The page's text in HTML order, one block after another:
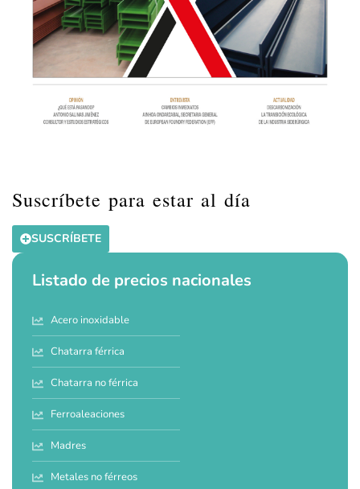
Suscríbete para estar al día
SUSCRÍBETE
Listado de precios nacionales
Acero inoxidable
Chatarra férrica
Chatarra no férrica
Ferroaleaciones
Madres
Metales no férreos